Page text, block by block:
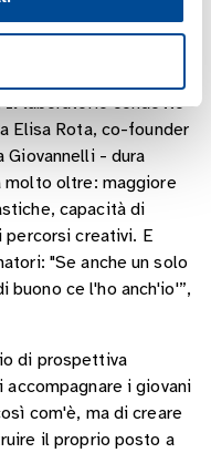
se riconosciute,
postura”:
Il laboratorio condotto
Elisa Rota, co-founder
Giovannelli - dura
molto oltre: maggiore
capacità di
percorsi creativi. E
"Se anche un solo
buono ce l'ho anch'io'”,
di prospettiva
i giovani
com'è, ma di creare
il proprio posto a